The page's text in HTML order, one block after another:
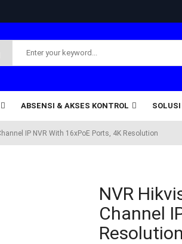
ABSENSI & AKSES KONTROL
IP NVR With 16xPoE Ports, 4K Resolution
NVR
Channel
Resolution